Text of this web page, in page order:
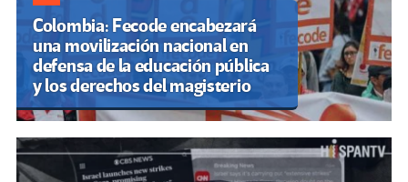
Colombia: Fecode encabezará
una movilización nacional en
defensa de la educación pública
y los derechos del magisterio